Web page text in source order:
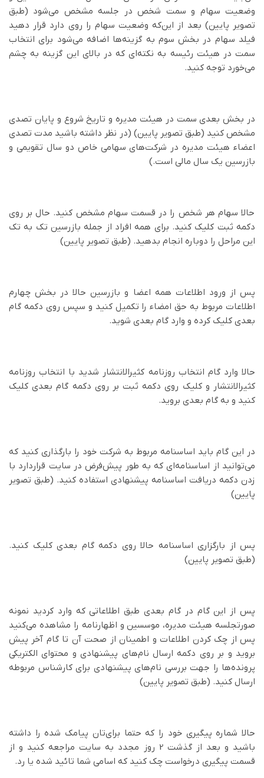
وضعیت سهام و سمت شخص در جلسه مشخص می‌شود (طبق
تصویر پایین) بعد از این‌که وضعیت سهام را روی دارد قرار دهید
فیلد سهام در بخش سوم به گزینه‌ها اضافه می‌شود برای انتخاب
سمت در هیئت رئیسه به نکته‌ای که در بالای این گزینه به چشم
می‌خورد توجه کنید.
در بخش بعدی سمت در هیئت مدیره و تاریخ شروع و پایان تصدی
مشخص کنید (طبق تصویر پایین) (در نظر داشته باشید مدت تصدی
اعضاء هیئت مدیره در شرکت‌های سهامی خاص دو سال تقویمی و
بازرسین یک سال مالی است.)
حالا سهام هر شخص را در قسمت سهام مشخص کنید. حال بر روی
دکمه ثبت کلیک کنید. برای همه افراد از جمله بازرسین تک به تک
این مراحل را دوباره انجام بدهید. (طبق تصویر پایین)
پس از ورود اطلاعات همه اعضا و بازرسین حالا در بخش چهارم
اطلاعات مربوط به حق امضاء را تکمیل کنید و سپس روی دکمه گام
بعدی کلیک کرده و وارد گام بعدی شوید.
حالا وارد گام انتخاب روزنامه کثیرالانتشار شدید با انتخاب روزنامه
کثیرالانتشار و کلیک روی دکمه ثبت بر روی دکمه گام بعدی کلیک
کنید و به گام بعدی بروید.
در این گام باید اساسنامه مربوط به شرکت خود را بارگذاری کنید که
می‌توانید از اساسنامه‌ای که به طور پیش‌فرض در سایت قراردارد با
زدن دکمه دریافت اساسنامه پیشنهادی استفاده کنید. (طبق تصویر
پایین)
پس از بارگزاری اساسنامه حالا روی دکمه گام بعدی کلیک کنید.
(طبق تصویر پایین)
پس از این گام در گام بعدی طبق اطلاعاتی که وارد کردید نمونه
صورتجلسه هیئت مدیره، موسسین و اظهارنامه را مشاهده می‌کنید
پس از چک کردن اطلاعات و اطمینان از صحت آن تا گام آخر پیش
بروید و بر روی دکمه ارسال نام‌های پیشنهادی و محتوای الکتریکی
پرونده‌ها را جهت بررسی نام‌های پیشنهادی برای کارشناس مربوطه
ارسال کنید. (طبق تصویر پایین)
حالا شماره پیگیری خود را که حتما برای‌تان پیامک شده را داشته
باشید و بعد از گذشت 2 روز مجدد به سایت مراجعه کنید و از
قسمت پیگیری درخواست چک کنید که اسامی شما تائید شده یا رد.